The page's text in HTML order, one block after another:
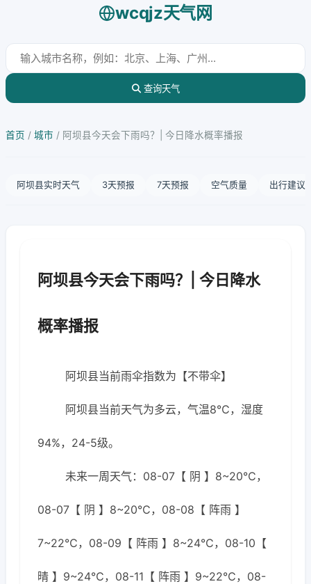
wcqjz天气网
查询天气
首页 / 城市 / 阿坝县今天会下雨吗？| 今日降水概率播报
阿坝县实时天气 3天预报 7天预报 空气质量 出行建议
阿坝县今天会下雨吗？| 今日降水
概率播报
阿坝县当前雨伞指数为【不带伞】
阿坝县当前天气为多云，气温8℃，湿度
94%，24-5级。
未来一周天气：08-07【 阴 】8~20℃，
08-07【 阴 】8~20℃，08-08【 阵雨 】
7~22℃，08-09【 阵雨 】8~24℃，08-10【
晴 】9~24℃，08-11【 阵雨 】9~22℃，08-